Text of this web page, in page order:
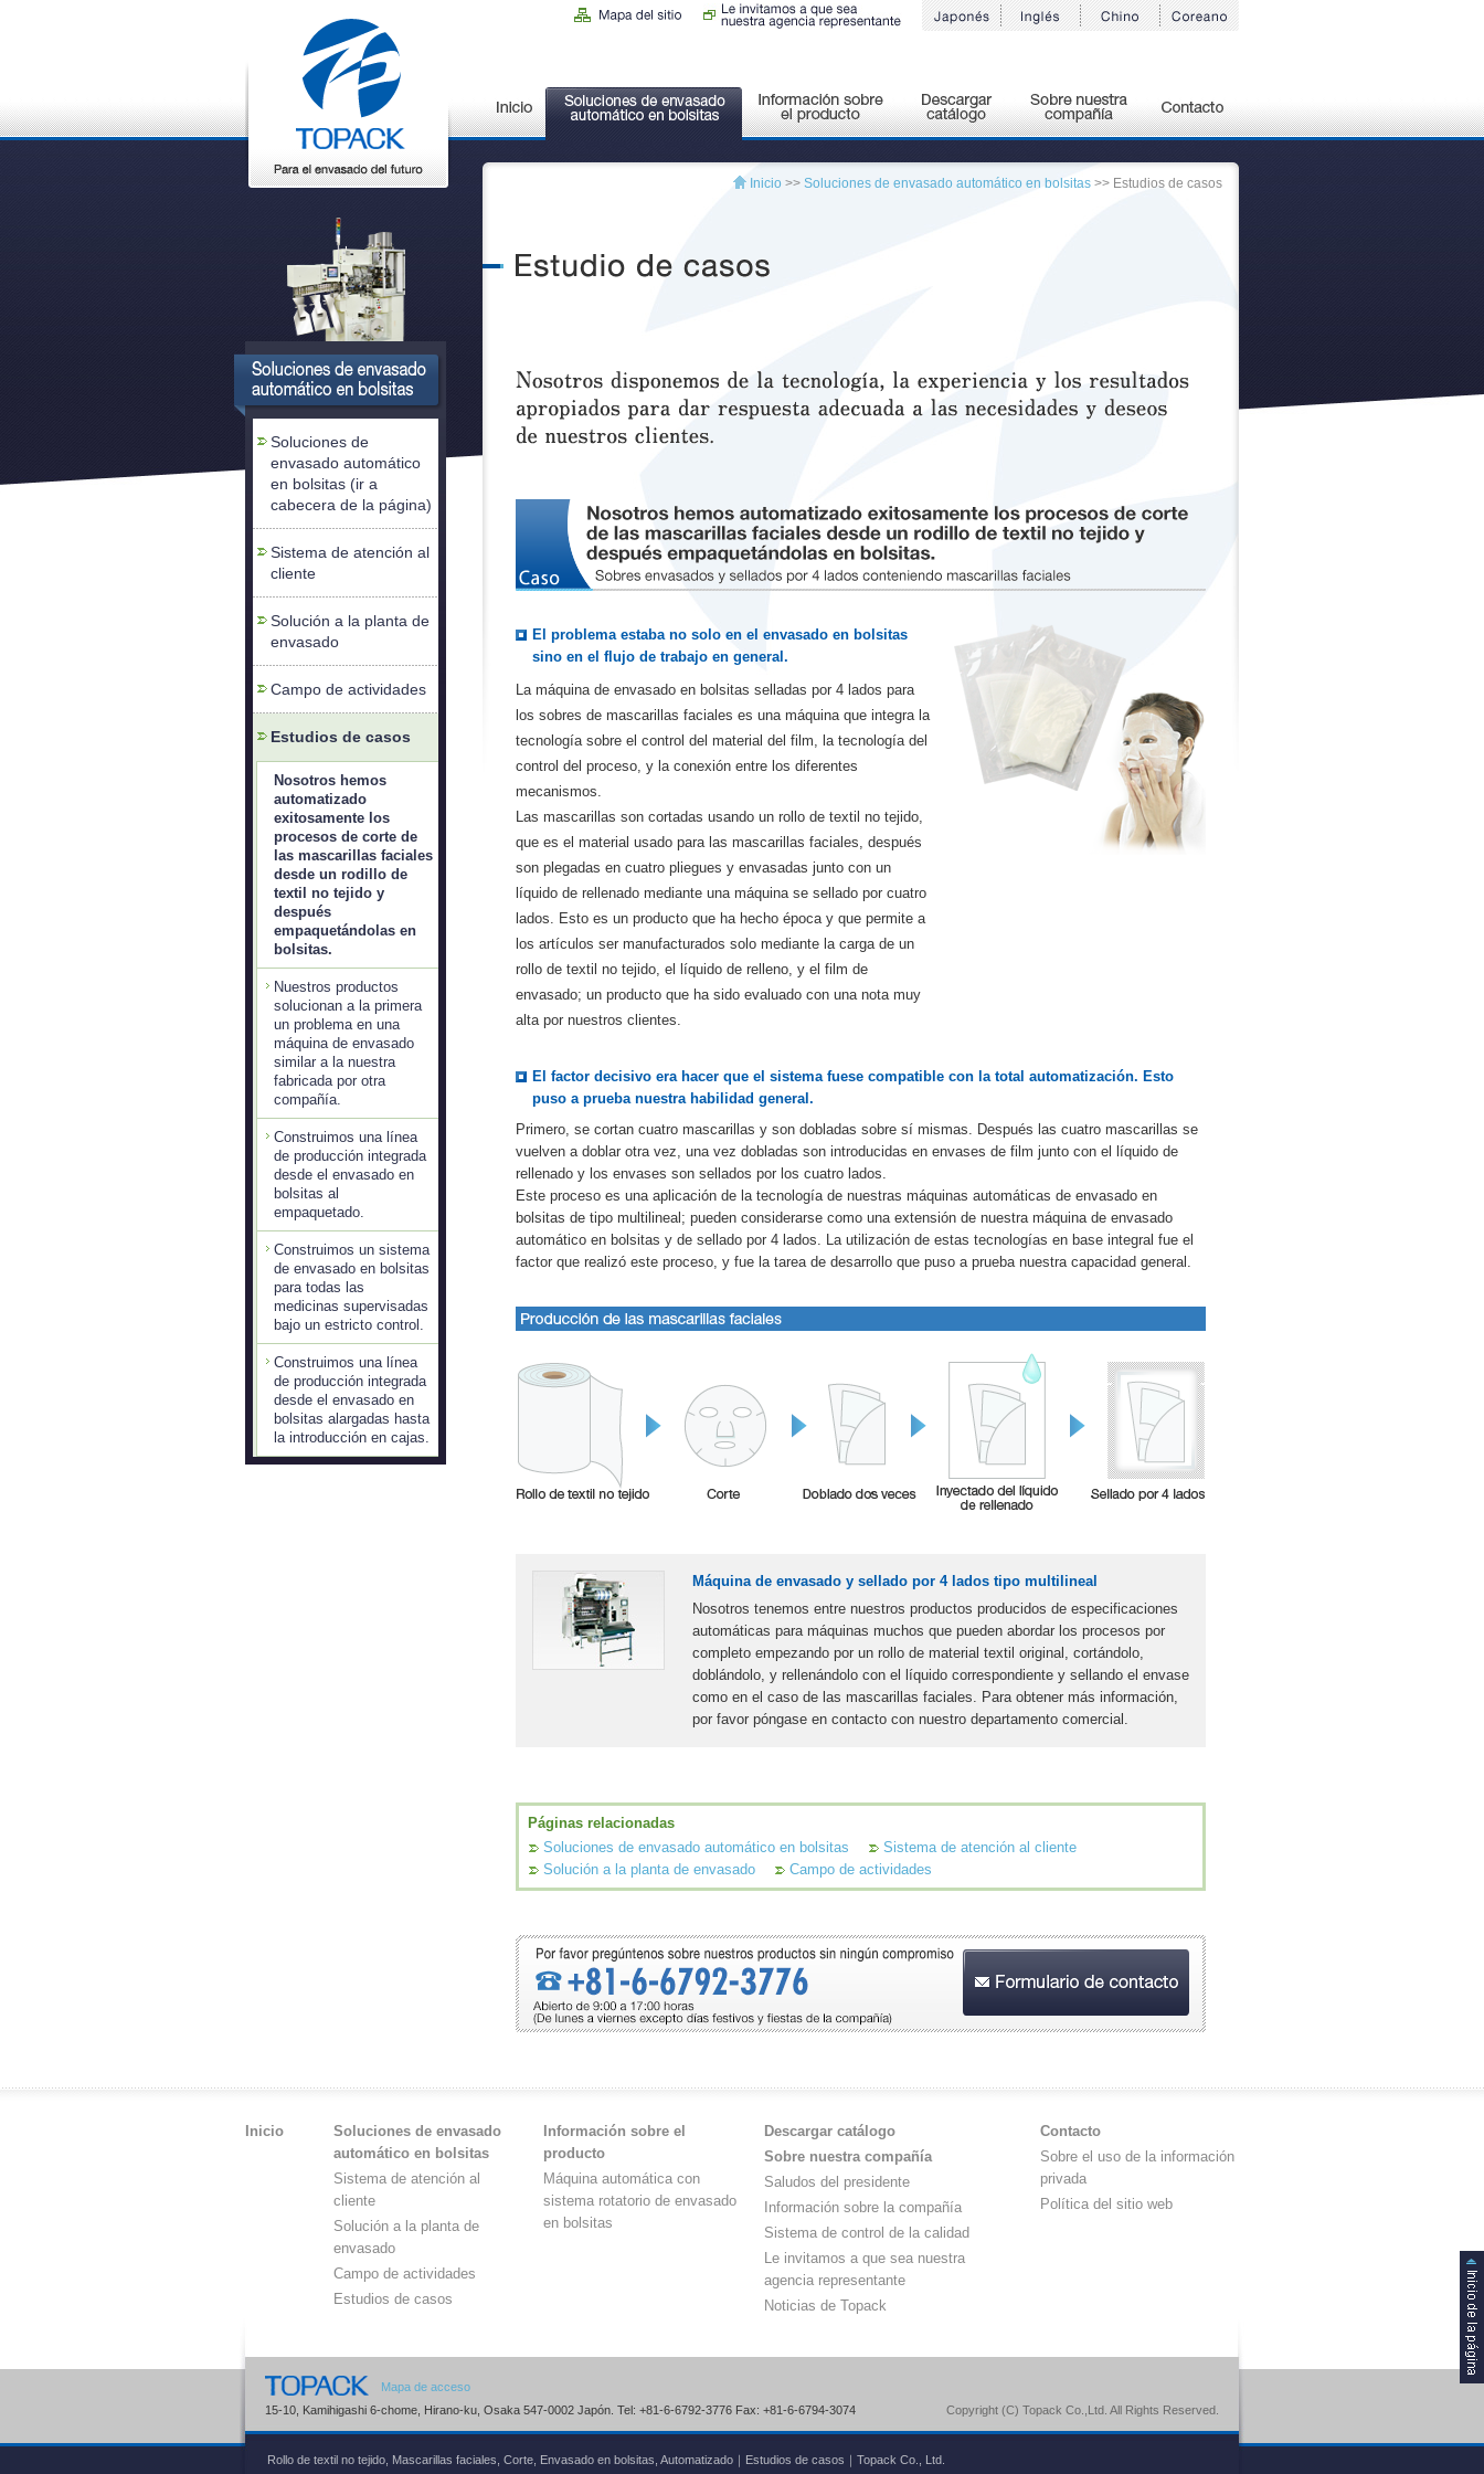
Rollo de textil no tejido, Mascarillas faciales, Corte, Envasado en bolsitas, Automatizado｜Estudios de casos｜Topack Co., Ltd.
Soluciones de
envasado automático
en bolsitas (ir a
cabecera de la página)
Sistema de atención al
cliente
Solución a la planta de
envasado
Campo de actividades
Estudios de casos
Nosotros hemos
automatizado
exitosamente los
procesos de corte de
las mascarillas faciales
desde un rodillo de
textil no tejido y
después
empaquetándolas en
bolsitas.
Nuestros productos
solucionan a la primera
un problema en una
máquina de envasado
similar a la nuestra
fabricada por otra
compañía.
Construimos una línea
de producción integrada
desde el envasado en
bolsitas al
empaquetado.
Construimos un sistema
de envasado en bolsitas
para todas las
medicinas supervisadas
bajo un estricto control.
Construimos una línea
de producción integrada
desde el envasado en
bolsitas alargadas hasta
la introducción en cajas.
Inicio >> Soluciones de envasado automático en bolsitas >> Estudios de casos
El problema estaba no solo en el envasado en bolsitas
sino en el flujo de trabajo en general.
La máquina de envasado en bolsitas selladas por 4 lados para
los sobres de mascarillas faciales es una máquina que integra la
tecnología sobre el control del material del film, la tecnología del
control del proceso, y la conexión entre los diferentes
mecanismos.
Las mascarillas son cortadas usando un rollo de textil no tejido,
que es el material usado para las mascarillas faciales, después
son plegadas en cuatro pliegues y envasadas junto con un
líquido de rellenado mediante una máquina se sellado por cuatro
lados. Esto es un producto que ha hecho época y que permite a
los artículos ser manufacturados solo mediante la carga de un
rollo de textil no tejido, el líquido de relleno, y el film de
envasado; un producto que ha sido evaluado con una nota muy
alta por nuestros clientes.
El factor decisivo era hacer que el sistema fuese compatible con la total automatización. Esto
puso a prueba nuestra habilidad general.
Primero, se cortan cuatro mascarillas y son dobladas sobre sí mismas. Después las cuatro mascarillas se
vuelven a doblar otra vez, una vez dobladas son introducidas en envases de film junto con el líquido de
rellenado y los envases son sellados por los cuatro lados.
Este proceso es una aplicación de la tecnología de nuestras máquinas automáticas de envasado en
bolsitas de tipo multilineal; pueden considerarse como una extensión de nuestra máquina de envasado
automático en bolsitas y de sellado por 4 lados. La utilización de estas tecnologías en base integral fue el
factor que realizó este proceso, y fue la tarea de desarrollo que puso a prueba nuestra capacidad general.
Máquina de envasado y sellado por 4 lados tipo multilineal
Nosotros tenemos entre nuestros productos producidos de especificaciones
automáticas para máquinas muchos que pueden abordar los procesos por
completo empezando por un rollo de material textil original, cortándolo,
doblándolo, y rellenándolo con el líquido correspondiente y sellando el envase
como en el caso de las mascarillas faciales. Para obtener más información,
por favor póngase en contacto con nuestro departamento comercial.
Páginas relacionadas
Soluciones de envasado automático en bolsitas
Sistema de atención al cliente
Solución a la planta de envasado
Campo de actividades
Inicio
Soluciones de envasado
automático en bolsitas
Sistema de atención al
cliente
Solución a la planta de
envasado
Campo de actividades
Estudios de casos
Información sobre el
producto
Máquina automática con
sistema rotatorio de envasado
en bolsitas
Descargar catálogo
Sobre nuestra compañía
Saludos del presidente
Información sobre la compañía
Sistema de control de la calidad
Le invitamos a que sea nuestra
agencia representante
Noticias de Topack
Contacto
Sobre el uso de la información
privada
Política del sitio web
Mapa de acceso
15-10, Kamihigashi 6-chome, Hirano-ku, Osaka 547-0002 Japón. Tel: +81-6-6792-3776 Fax: +81-6-6794-3074
Copyright (C) Topack Co.,Ltd. All Rights Reserved.